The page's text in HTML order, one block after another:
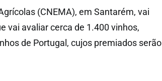
(CNEMA), em Santarém, vai
vai avaliar cerca de 1.400 vinhos,
de Portugal, cujos premiados serão